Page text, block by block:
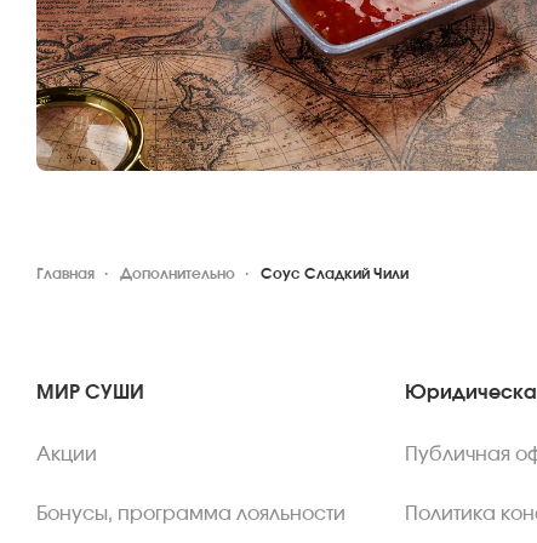
Главная Дополнительно Соус Сладкий Чили
МИР СУШИ
Акции
Бонусы, программа лояльности
Публичная
Политика